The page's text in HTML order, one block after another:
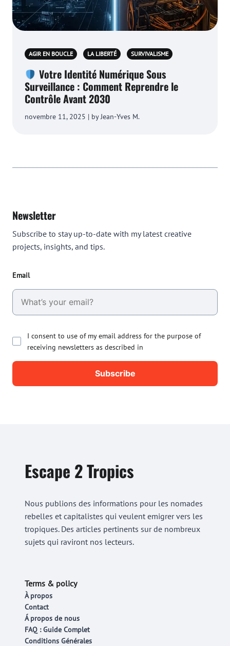
AGIR EN BOUCLE LA LIBERTÉ SURVIVALISME
Votre Identité Numérique Sous
Surveillance : Comment Reprendre le
Contrôle Avant 2030
novembre 11, 2025 | by Jean-Yves M.
Newsletter
Subscribe to stay up-to-date with my latest creative
projects, insights, and tips.
Email
I consent to use of my email address for the purpose of
receiving newsletters as described in
Escape 2 Tropics
Nous publions des informations pour les nomades
rebelles et capitalistes qui veulent emigrer vers les
tropiques. Des articles pertinents sur de nombreux
sujets qui raviront nos lecteurs.
Terms & policy
À propos
Contact
Á propos de nous
FAQ : Guide Complet
Conditions Générales